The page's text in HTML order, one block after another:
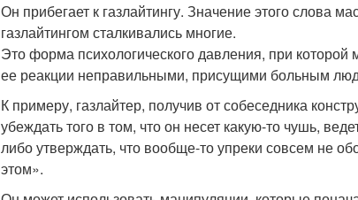
Он прибегает к газлайтингу. Значение этого слова
газлайтингом сталкивались многие.
Это форма психологического давления, при
ее реакции неправильными, присущими больным
К примеру, газлайтер, получив от собеседника
убеждать того в том, что он несет какую-то чушь,
либо утверждать, что вообще-то упреки совсем не
этом».